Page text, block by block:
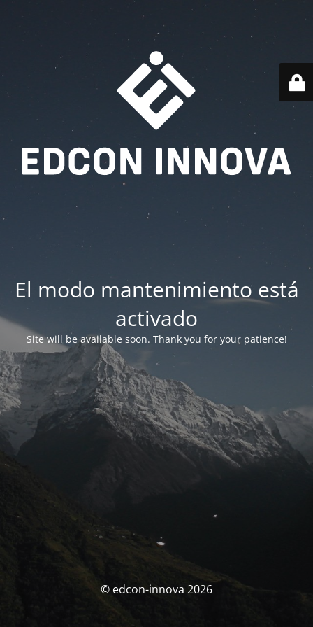
El modo mantenimiento está
activado
Site will be available soon. Thank you for your patience!
© edcon-innova 2026